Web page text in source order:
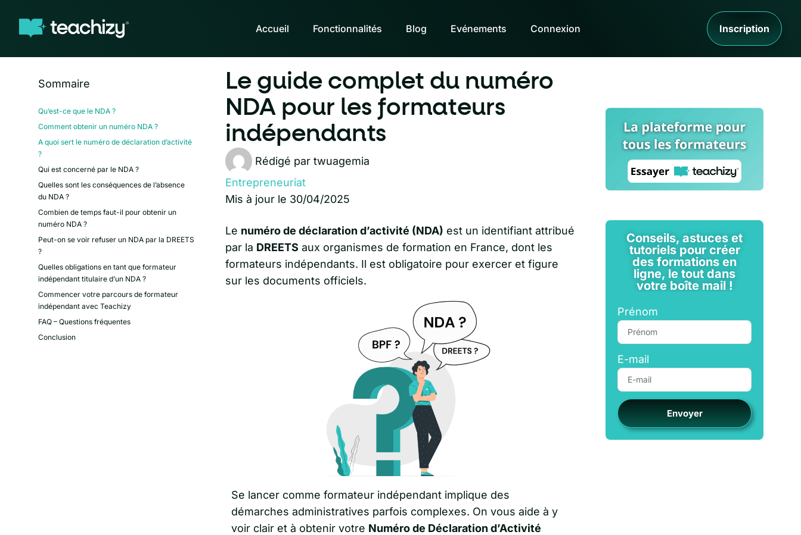
Accueil Fonctionnalités Blog Evénements Connexion Inscription
Sommaire
Qu’est-ce que le NDA ?
Comment obtenir un numéro NDA ?
A quoi sert le numéro de déclaration d’activité
?
Qui est concerné par le NDA ?
Quelles sont les conséquences de l’absence
du NDA ?
Combien de temps faut-il pour obtenir un
numéro NDA ?
Peut-on se voir refuser un NDA par la DREETS
?
Quelles obligations en tant que formateur
indépendant titulaire d’un NDA ?
Commencer votre parcours de formateur
indépendant avec Teachizy
FAQ – Questions fréquentes
Conclusion
Le guide complet du numéro
NDA pour les formateurs
indépendants
Rédigé par twuagemia
Entrepreneuriat
Mis à jour le 30/04/2025
Le numéro de déclaration d’activité (NDA) est un identifiant attribué
par la DREETS aux organismes de formation en France, dont les
formateurs indépendants. Il est obligatoire pour exercer et figure
sur les documents officiels.
Se lancer comme formateur indépendant implique des
démarches administratives parfois complexes. On vous aide à y
voir clair et à obtenir votre Numéro de Déclaration d’Activité
Conseils, astuces et
tutoriels pour créer
des formations en
ligne, le tout dans
votre boîte mail !
Prénom
E-mail
Envoyer